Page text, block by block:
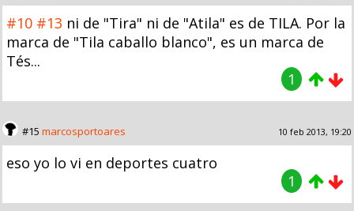
#10 #13 ni de "Tira" ni de "Atila" es de TILA. Por la
marca de "Tila caballo blanco", es un marca de
Tés...
1
#15 marcosportoares 10 feb 2013, 19:20
eso yo lo vi en deportes cuatro
1